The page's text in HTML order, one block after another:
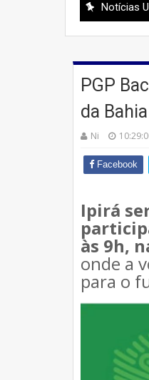
Notícias
PGP
da Bahia
Ni
Facebook
Ipirá
às 9h,
onde a
para o